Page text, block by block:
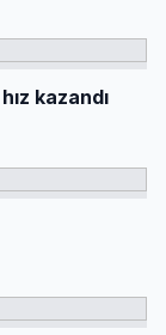
kazandı